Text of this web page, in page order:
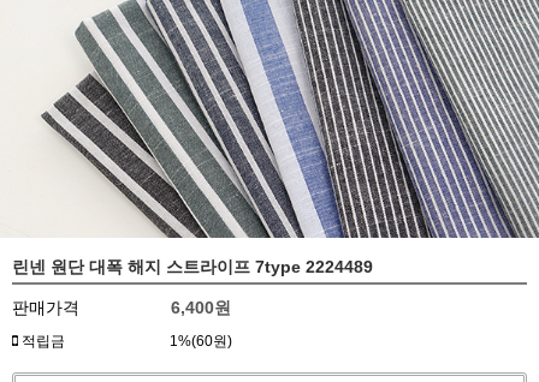
린넨 원단 대폭 해지 스트라이프 7type 2224489
판매가격 6,400원
적립금 1%(60원)